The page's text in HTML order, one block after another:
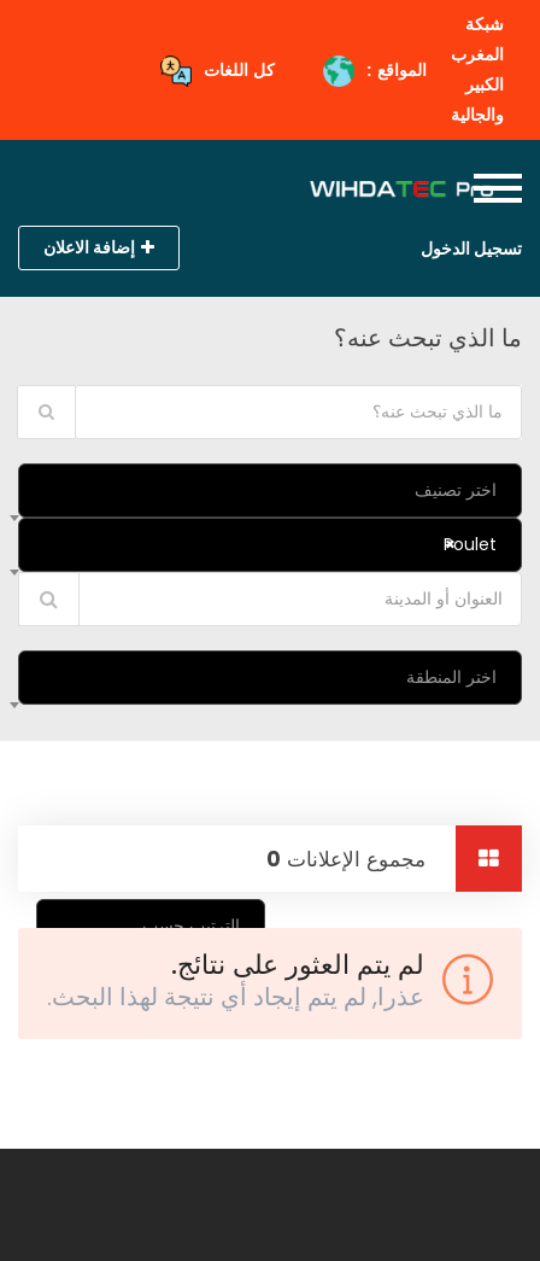
شبكة
المغرب
الكبير
والجالية
المواقع : كل اللغات
تسجيل الدخول إضافة الاعلان
ما الذي تبحث عنه؟
اختر تصنيف
×
Poulet
اختر المنطقة
مجموع الإعلانات 0
الترتيب حسب
لم يتم العثور على نتائج.
عذرا, لم يتم إيجاد أي نتيجة لهذا البحث.